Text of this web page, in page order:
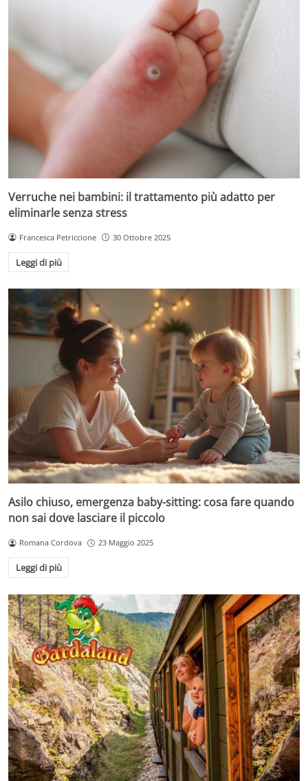
Verruche nei bambini: il trattamento più adatto per
eliminarle senza stress
Francesca Petriccione 30 Ottobre 2025
Leggi di più
Asilo chiuso, emergenza baby-sitting: cosa fare quando
non sai dove lasciare il piccolo
Romana Cordova 23 Maggio 2025
Leggi di più